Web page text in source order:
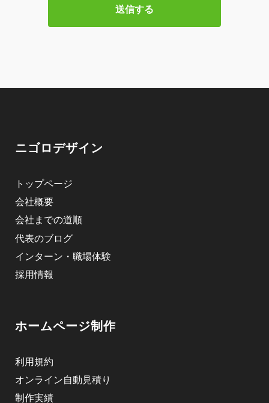
ニゴロデザイン
トップページ
会社概要
会社までの道順
代表のブログ
インターン・職場体験
採用情報
ホームページ制作
利用規約
オンライン自動見積り
制作実績